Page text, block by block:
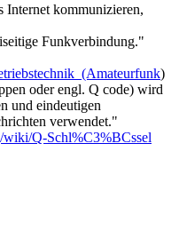
Internet kommunizieren,
Funkverbindung."
)
oder engl. Q code) wird
und eindeutigen
verwendet."
Q-Schl%C3%BCssel